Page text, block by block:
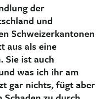
der
und
Schweizerkantonen
aus als eine
Sie ist auch
was ich ihr am
gar nichts, fügt aber